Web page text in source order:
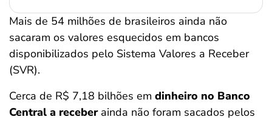
Mais de 54 milhões de brasileiros ainda não
sacaram os valores esquecidos em bancos
disponibilizados pelo Sistema Valores a Receber
(SVR).
Cerca de R$ 7,18 bilhões em dinheiro no Banco
Central a receberainda não foram sacados pelos